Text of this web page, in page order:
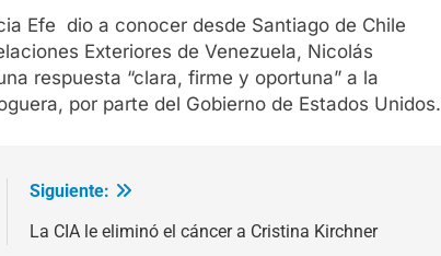
Efe dio a conocer desde Santiago de Chile
Exteriores de Venezuela, Nicolás
respuesta “clara, firme y oportuna” a la
por parte del Gobierno de Estados Unidos.
Siguiente:
La CIA le eliminó el cáncer a Cristina Kirchner